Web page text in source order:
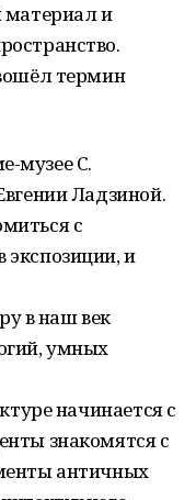
материал и
термин
музее С.
Ладзиной.
с
и
в наш век
умных
начинается с
знакомятся с
античных